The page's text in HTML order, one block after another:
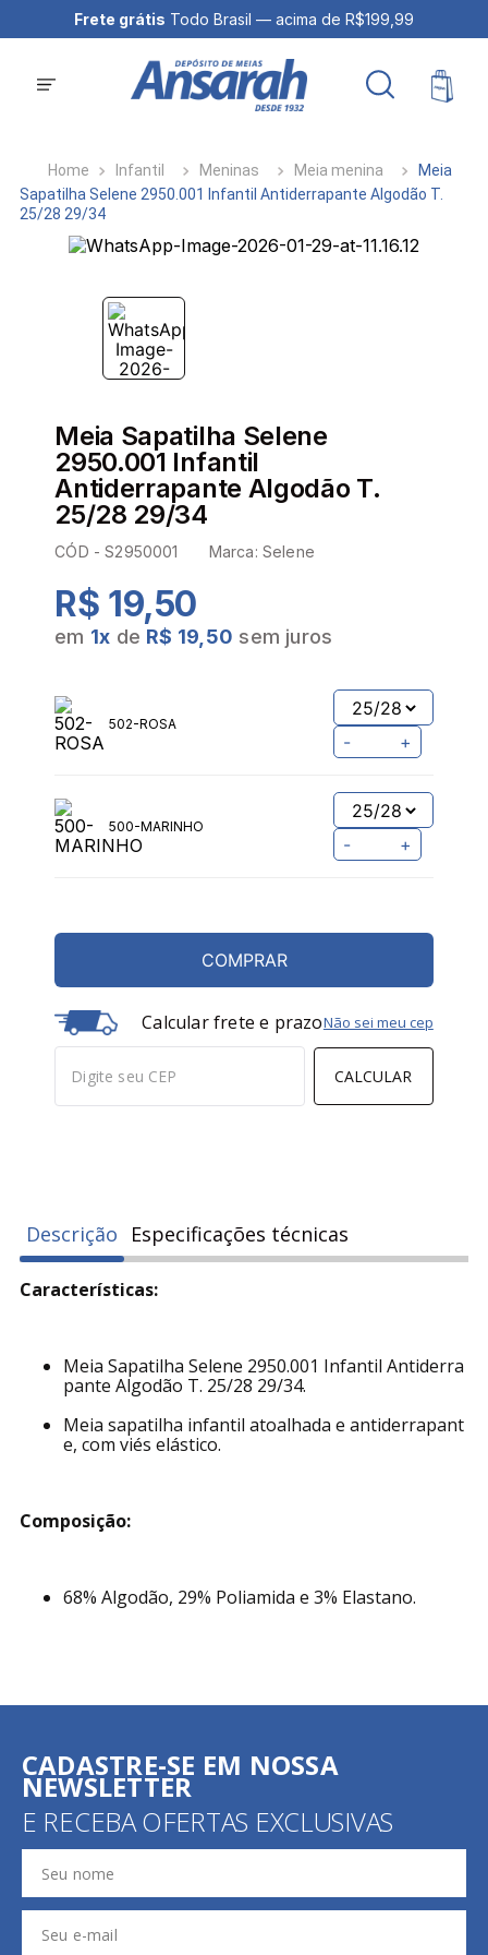
Frete grátis Todo Brasil — acima de R$199,99
Infantil Meninas Meia menina
Meia
Sapatilha Selene 2950.001 Infantil Antiderrapante Algodão T.
25/28 29/34
Meia Sapatilha Selene
2950.001 Infantil
Antiderrapante Algodão T.
25/28 29/34
CÓD -S2950001 Marca: Selene
R$ 19,50
em 1x de R$ 19,50 sem juros
502-ROSA
- +
500-MARINHO
- +
COMPRAR
Calcular frete e prazo
CALCULAR
Não sei meu cep
Descrição Especificações técnicas
Características:
Meia Sapatilha Selene 2950.001 Infantil Antiderra
pante Algodão T. 25/28 29/34.
Meia sapatilha infantil atoalhada e antiderrapant
e, com viés elástico.
Composição:
68% Algodão, 29% Poliamida e 3% Elastano.
CADASTRE-SE EM NOSSA
NEWSLETTER
E RECEBA OFERTAS EXCLUSIVAS